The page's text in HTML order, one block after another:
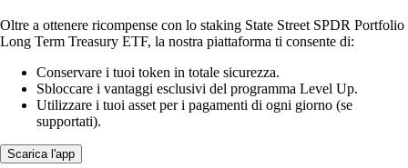
Oltre a ottenere ricompense con lo staking State Street SPDR Portfolio
Long Term Treasury ETF, la nostra piattaforma ti consente di:
Conservare i tuoi token in totale sicurezza.
Sbloccare i vantaggi esclusivi del programma Level Up.
Utilizzare i tuoi asset per i pagamenti di ogni giorno (se
supportati).
Scarica l'app